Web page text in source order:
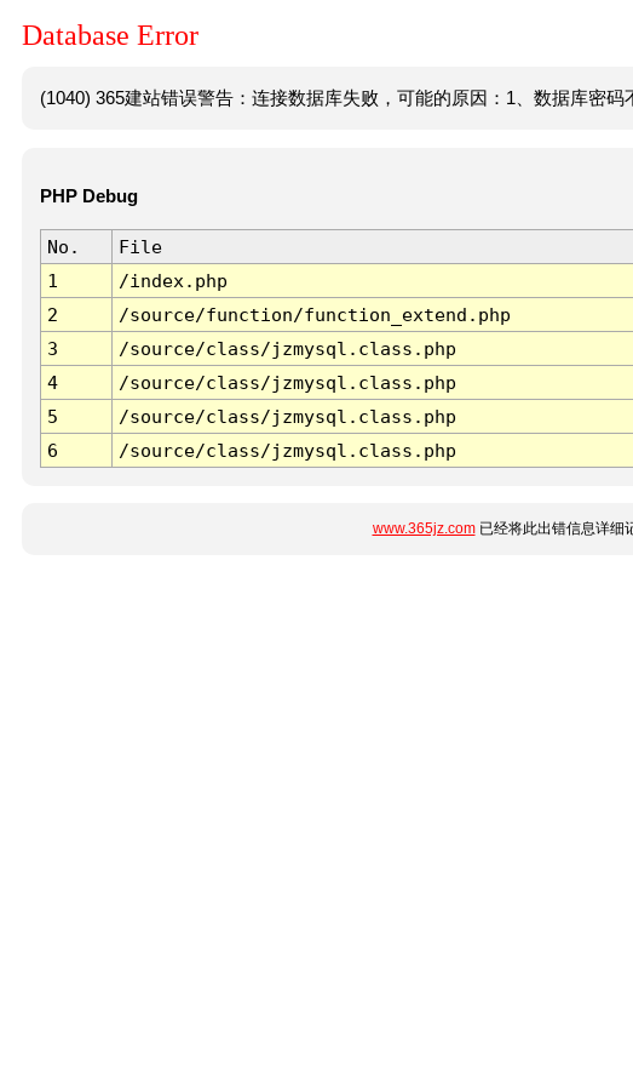
Database Error
(1040) 365建站错误警告：连接数据库失败，可能的原因：1、数据库密码
PHP Debug
No. File
1
/index.php
2
/source/function/function_extend.php
3
/source/class/jzmysql.class.php
4
/source/class/jzmysql.class.php
5
/source/class/jzmysql.class.php
6
/source/class/jzmysql.class.php
www.365jz.com已经将此出错信息详细